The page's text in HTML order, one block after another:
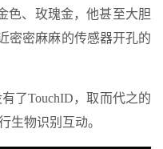
色、玫瑰金，他甚至大胆
密密麻麻的传感器开孔的
了TouchID，取而代之的
生物识别互动。